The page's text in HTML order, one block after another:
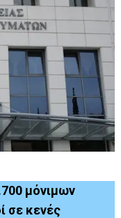
μόνιμων
σε κενές